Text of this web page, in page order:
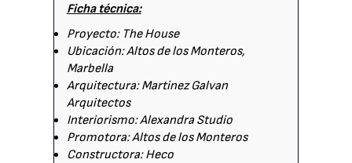
Ficha técnica:
Proyecto: The House
Ubicación: Altos de los Monteros,
Marbella
Arquitectura: Martinez Galvan
Arquitectos
Interiorismo: Alexandra Studio
Promotora: Altos de los Monteros
Constructora: Heco